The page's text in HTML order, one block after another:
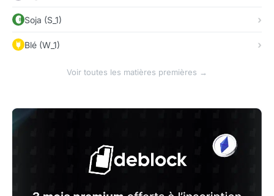
Soja (S_1)
Blé (W_1)
Voir toutes les matières premières →